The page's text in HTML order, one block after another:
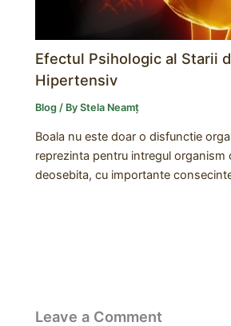
Efectul Psihologic al Starii
Hipertensiv
Blog / ByStela Neamț
Boala nu este doar o disfunctie
reprezinta pentru intregul organism
deosebita, cu importante
Leave a Comment